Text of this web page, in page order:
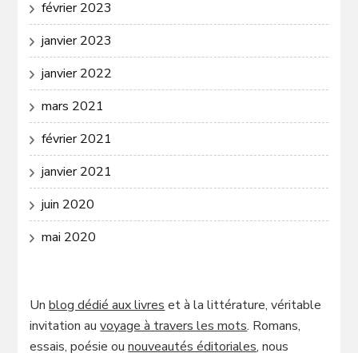
février 2023
janvier 2023
janvier 2022
mars 2021
février 2021
janvier 2021
juin 2020
mai 2020
Unblog dédié aux livres et à la littérature, véritable
invitation auvoyage à travers les mots. Romans,
essais, poésie ounouveautés éditoriales, nous